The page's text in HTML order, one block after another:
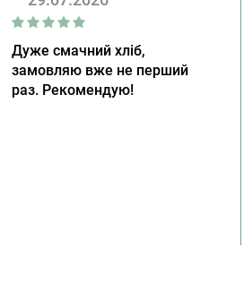
Дуже смачний хліб,
замовляю вже не перший
раз. Рекомендую!